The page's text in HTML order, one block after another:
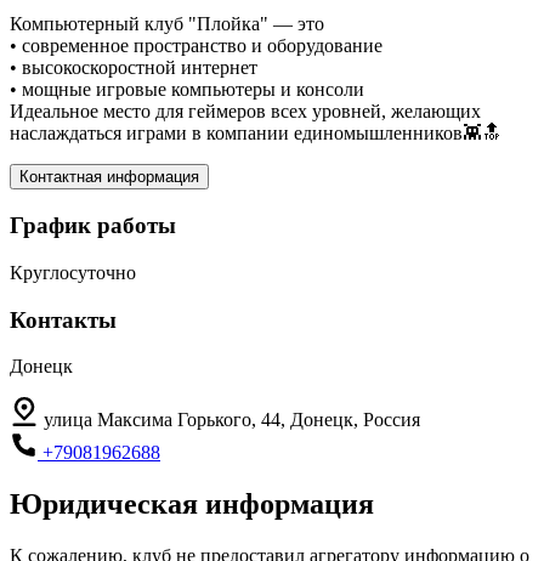
Компьютерный клуб "Плойка" — это
• современное пространство и оборудование
• высокоскоростной интернет
• мощные игровые компьютеры и консоли
Идеальное место для геймеров всех уровней, желающих
наслаждаться играми в компании единомышленников👾🔝
Контактная информация
График работы
Круглосуточно
Контакты
Донецк
улица Максима Горького, 44, Донецк, Россия
+79081962688
Юридическая информация
К сожалению, клуб не предоставил агрегатору информацию о